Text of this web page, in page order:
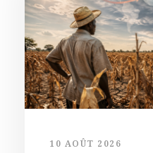
10 AOÛT 2026